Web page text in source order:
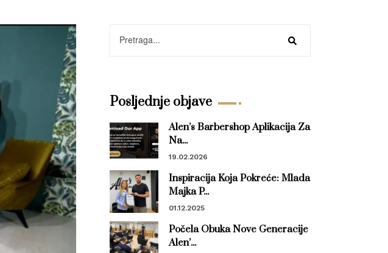
Posljednje objave
Alen’s Barbershop Aplikacija Za
Na...
19.02.2026
Inspiracija Koja Pokreće: Mlada
Majka P...
01.12.2025
Počela Obuka Nove Generacije
Alen’...